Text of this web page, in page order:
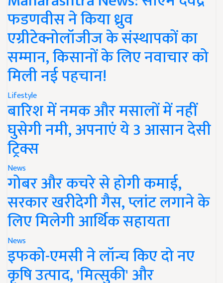
फडणवीस ने किया ध्रुव
एग्रीटेक्नोलॉजीज के संस्थापकों का
सम्मान, किसानों के लिए नवाचार को
मिली नई पहचान!
Lifestyle
बारिश में नमक और मसालों में नहीं
घुसेगी नमी, अपनाएं ये 3 आसान देसी
ट्रिक्स
News
गोबर और कचरे से होगी कमाई,
सरकार खरीदेगी गैस, प्लांट लगाने के
लिए मिलेगी आर्थिक सहायता
News
इफको-एमसी ने लॉन्च किए दो नए
कृषि उत्पाद, 'मित्सुकी' और